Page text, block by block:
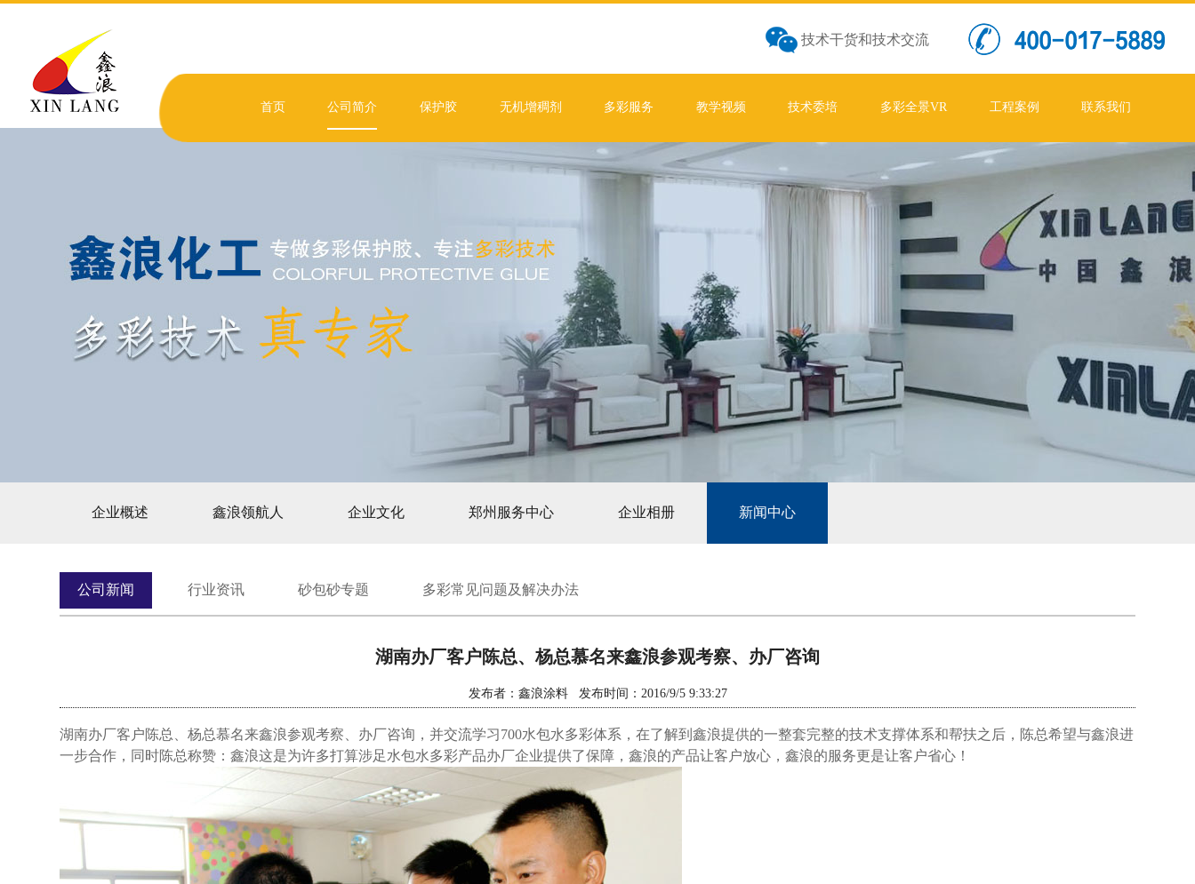
技术干货和技术交流
首页 公司简介 保护胶 无机增稠剂 多彩服务 教学视频 技术委培 多彩全景VR 工程案例 联系我们
企业概述 鑫浪领航人 企业文化 郑州服务中心 企业相册 新闻中心
公司新闻 行业资讯 砂包砂专题 多彩常见问题及解决办法
湖南办厂客户陈总、杨总慕名来鑫浪参观考察、办厂咨询
发布者：鑫浪涂料 发布时间：2016/9/5 9:33:27
湖南办厂客户陈总、杨总慕名来鑫浪参观考察、办厂咨询，并交流学习700水包水多彩体系，在了解到鑫浪提供的一整套完整的技术支撑体系和帮扶之后，陈总希望与鑫浪进
一步合作，同时陈总称赞：鑫浪这是为许多打算涉足水包水多彩产品办厂企业提供了保障，鑫浪的产品让客户放心，鑫浪的服务更是让客户省心！